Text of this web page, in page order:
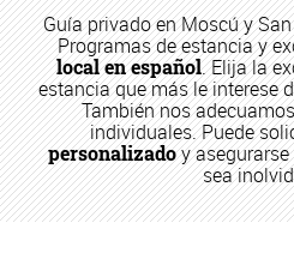
Guía privado en Moscú y
Programas de estancia y
local en español. Elija la
estancia que más le interese
También nos
individuales. Puede
personalizadoy asegurarse
sea